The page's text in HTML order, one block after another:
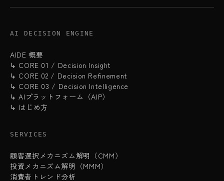
AI DECISION ENGINE
AIDE 概要
↳ CORE 01 / Decision Insight
↳ CORE 02 / Decision Refinement
↳ CORE 03 / Decision Intelligence
↳ AIプラットフォーム（AIP）
↳ はじめ方
SERVICES
顧客選択メカニズム解明（CMM）
投資メカニズム解明（MMM）
消費者トレンド分析